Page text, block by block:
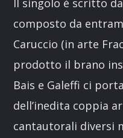
Il singolo è scritto da
composto da
Caruccio (in arte
prodotto il brano
Bais e Galeffi ci
dell’inedita coppia
cantautorali diversi